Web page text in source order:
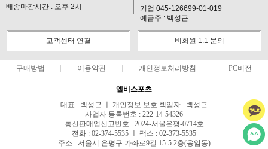
배송마감시간 : 오후 2시
기업 045-126699-01-019
예금주 : 백성근
고객센터 연결 비회원 1:1 문의
구매방법 이용약관 개인정보처리방침 PC버전
엘비스포츠
대표 : 백성근 ㅣ 개인정보 보호 책임자 : 백성근
사업자 등록번호 : 222-14-54326
통신판매업신고번호 : 2024-서울은평-0714호
전화 : 02-374-5535 ㅣ 팩스 : 02-373-5535
주소 : 서울시 은평구 가좌로9길 15-5 2층(응암동)